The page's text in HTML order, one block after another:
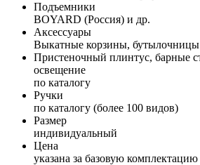
Подъемники
BOYARD (Россия) и др.
Аксессуары
Выкатные корзины,
Пристеночный плинтус, барные
освещение
по каталогу
Ручки
по каталогу (более 100 видов)
Размер
индивидуальный
Цена
указана за базовую комплектацию